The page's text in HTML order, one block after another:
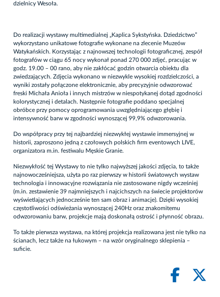
dzielnicy Wesoła.
Do realizacji wystawy multimedialnej „Kaplica Sykstyńska. Dziedzictwo”
wykorzystano unikatowe fotografie wykonane na zlecenie Muzeów
Watykańskich. Korzystając z najnowszej technologii fotograficznej, zespół
fotografów w ciągu 65 nocy wykonał ponad 270 000 zdjęć, pracując w
godz. 19.00 – 00 rano, aby nie zakłócać godzin otwarcia obiektu dla
zwiedzających. Zdjęcia wykonano w niezwykle wysokiej rozdzielczości, a
wyniki zostały połączone elektronicznie, aby precyzyjnie odwzorować
freski Michała Anioła i innych mistrzów w niespotykanej dotąd zgodności
kolorystycznej i detalach. Następnie fotografie poddano specjalnej
obróbce przy pomocy oprogramowania uwzględniającego głębię i
intensywność barw w zgodności wynoszącej 99,9% odwzorowania.
Do współpracy przy tej najbardziej niezwykłej wystawie immersyjnej w
historii, zaproszono jedną z czołowych polskich firm eventowych LIVE,
organizatora m.in. festiwalu Męskie Granie.
Niezwykłość tej Wystawy to nie tylko najwyższej jakości zdjęcia, to także
najnowocześniejsza, użyta po raz pierwszy w historii światowych wystaw
technologia i innowacyjne rozwiązania nie zastosowane nigdy wcześniej
(m.in. zestawienie 39 najmniejszych i najcichszych na świecie projektorów
wyświetlających jednocześnie ten sam obraz i animacje). Dzięki wysokiej
częstotliwości odświeżania wynoszącej 240Hz oraz znakomitemu
odwzorowaniu barw, projekcje mają doskonałą ostrość i płynność obrazu.
To także pierwsza wystawa, na której projekcja realizowana jest nie tylko na
ścianach, lecz także na łukowym – na wzór oryginalnego sklepienia –
suficie.